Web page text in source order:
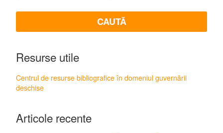
Resurse utile
Centrul de resurse bibliografice în domeniul guvernării
deschise
Articole recente